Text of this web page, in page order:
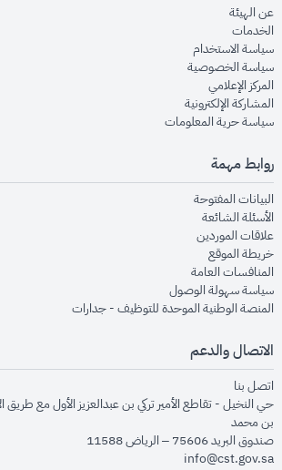
عن الهيئةopens in new window
الخدماتopens in new window
سياسة الاستخدام
سياسة الخصوصيةopens in new window
المركز الإعلاميopens in new window
المشاركة الإلكترونيةopens in new window
سياسة حرية المعلوماتopens in new window
روابط مهمة
البيانات المفتوحةopens in new window
الأسئلة الشائعةopens in new window
علاقات الموردينopens in new window
خريطة الموقعopens in new window
المنافسات العامةopens in new window
سياسة سهولة الوصولopens in new window
المنصة الوطنية الموحدة للتوظيف - جداراتnew window
الاتصال والدعم
اتصل بنا
حي النخيل - تقاطع الأمير تركي بن عبدالعزيز الأول مع طريق
بن محمد
صندوق البريد 75606 – الرياض 11588
info@cst.gov.sa